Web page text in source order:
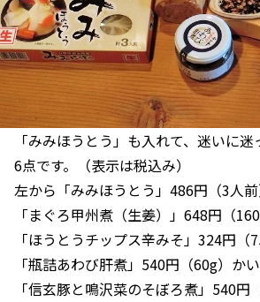
「みみほうとう」も入れて、迷いに
6点です。（表示は税込み）
左から「みみほうとう」486円（3人
「まぐろ甲州煮（生姜）」648円（
「ほうとうチップス辛みそ」324円（
「瓶詰あわび肝煮」540円（60g）か
「信玄豚と鳴沢菜のそぼろ煮」540円